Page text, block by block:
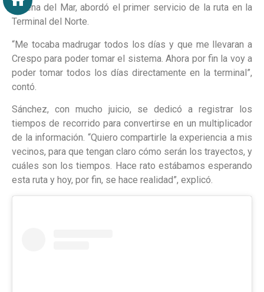
Serena del Mar, abordó el primer servicio de la ruta en la
Terminal del Norte.
“Me tocaba madrugar todos los días y que me llevaran a
Crespo para poder tomar el sistema. Ahora por fin la voy a
poder tomar todos los días directamente en la terminal”,
contó.
Sánchez, con mucho juicio, se dedicó a registrar los
tiempos de recorrido para convertirse en un multiplicador
de la información. “Quiero compartirle la experiencia a mis
vecinos, para que tengan claro cómo serán los trayectos, y
cuáles son los tiempos. Hace rato estábamos esperando
esta ruta y hoy, por fin, se hace realidad”, explicó.